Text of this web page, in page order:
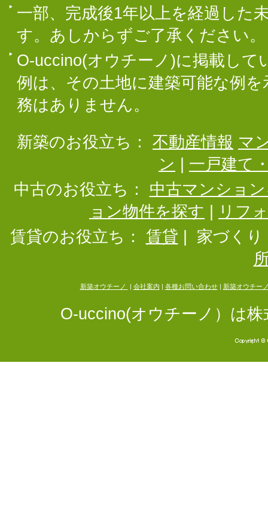
一部、完成後1年以上を経過した
す。あしからずご了承ください。
O-uccino(オウチーノ)に掲載して
例は、その土地に建築可能な例
務はありません。
新築のお役立ち： 不動産情報 マ
ン
一戸建て
中古のお役立ち：
中古マンショ
ョン物件を探す
リフ
賃貸のお役立ち：
賃貸
家づくり
新築オウチーノ 会社案内 各種お問い合わせ| 新築オウチー
O-uccino(オウチーノ）は